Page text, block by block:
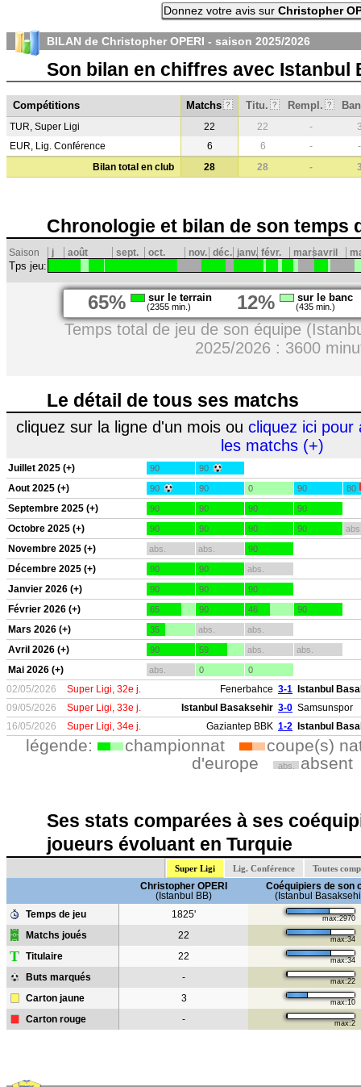
Donnez votre avis sur Christopher
BILAN de Christopher OPERI - saison 2025/2026
Son bilan en chiffres avec Istanbul
Compétitions Matchs ? Titu. ? Rempl. ?
TUR, Super Ligi 22 22 -
EUR, Lig. Conférence
6 6 -
-
Bilan total en club
28 28 -
Chronologie et bilan de son temps
Saison j août sept. oct. nov. déc. janv. févr. marsavril
Tps jeu:
65% sur le terrain
(2355 min.) 12% sur le banc
(435 min.)
Temps total de jeu de son équipe
2025/2026 : 3600
Le détail de tous ses matchs
cliquez sur la ligne d'un mois ou cliquez ici pour
les matchs (+)
Juillet 2025 (+) 90 90
Aout 2025 (+) 90 90 0 90 80
Septembre 2025 (+) 90 90 90 90
Octobre 2025 (+) 90 90 90 90
Novembre 2025 (+) abs. abs. 90
Décembre 2025 (+) 90 90 abs.
Janvier 2026 (+) 90 90 90
Février 2026 (+) 65 90 46 90
Mars 2026 (+) 35 abs. abs.
Avril 2026 (+) 90 59 abs. abs.
Mai 2026 (+) abs. 0 0
02/05/2026 Super Ligi, 32e j. Fenerbahce 3-1
Istanbul
09/05/2026
Super Ligi, 33e j. Istanbul Basaksehir 3-0 Samsunspor
16/05/2026
Super Ligi, 34e j. Gaziantep BBK 1-2 Istanbul
légende: championnat
coupe(s)
d'europe
abs. absent
Ses stats comparées à ses
joueurs évoluant en Turquie
Super Ligi Lig. Conférence Toutes
Christopher OPERI
(Istanbul BB)
Coéquipiers de son
(Istanbul
Temps de jeu
1825' max:2970
Matchs joués 22 max:34
T Titulaire 22 max:34
Buts marqués - max:22
Carton jaune 3 max:10
Carton rouge - max:2